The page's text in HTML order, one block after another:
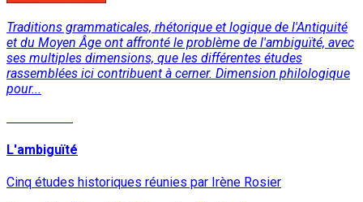
Traditions grammaticales, rhétorique et logique de l'Antiquité
et du Moyen Âge ont affronté le problème de l'ambiguïté, avec
ses multiples dimensions, que les différentes études
rassemblées ici contribuent à cerner. Dimension philologique
pour...
L'ambiguïté
Cinq études historiques réunies par Irène Rosier